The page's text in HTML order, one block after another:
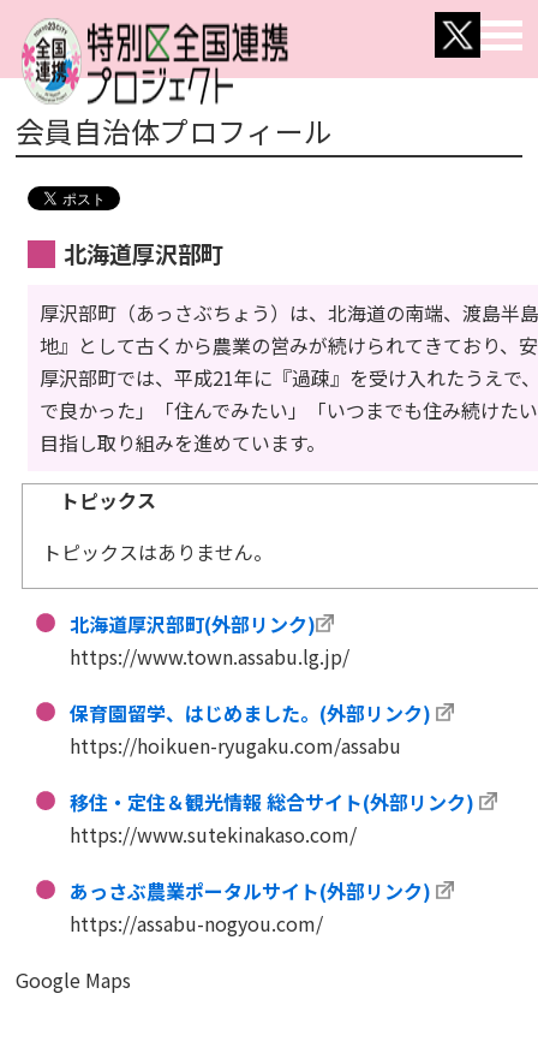
会員自治体プロフィール
北海道厚沢部町
厚沢部町（あっさぶちょう）は、北海道の南端、渡島半
地』として古くから農業の営みが続けられてきており、
厚沢部町では、平成21年に『過疎』を受け入れたうえ
で良かった」「住んでみたい」「いつまでも住み続けた
目指し取り組みを進めています。
トピックス
トピックスはありません。
北海道厚沢部町(外部リンク)
https://www.town.assabu.lg.jp/
保育園留学、はじめました。(外部リンク)
https://hoikuen-ryugaku.com/assabu
移住・定住＆観光情報 総合サイト(外部リンク)
https://www.sutekinakaso.com/
あっさぶ農業ポータルサイト(外部リンク)
https://assabu-nogyou.com/
Google Maps